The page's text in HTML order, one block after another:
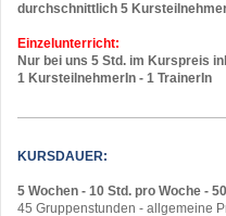
durchschnittlich 5
Einzelunterricht:
Nur bei uns 5 Std. im Kurspreis
1 KursteilnehmerIn - 1 TrainerIn
KURSDAUER:
5 Wochen - 10 Std. pro Woche -
45 Gruppenstunden - allgemeine